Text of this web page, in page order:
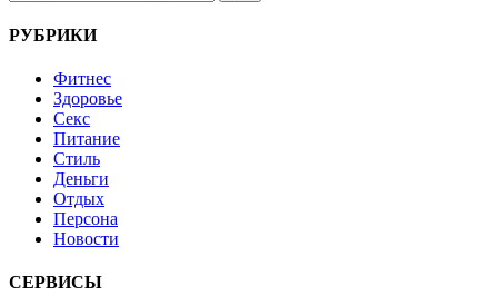
РУБРИКИ
Фитнес
Здоровье
Секс
Питание
Стиль
Деньги
Отдых
Персона
Новости
СЕРВИСЫ